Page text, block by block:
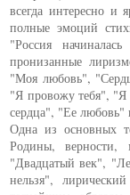
всегда интересно и
полные эмоций
"Россия
пронизанные
"Моя любовь",
"Я провожу тебя", "Я
сердца", "Ее любовь"
Одна из основных
Родины, верности,
"Двадцатый век",
нельзя",